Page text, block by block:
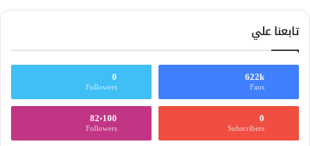
تابعنا علي
622k
Fans
0
Followers
0
Subscribers
82٬100
Followers